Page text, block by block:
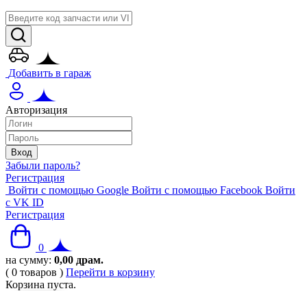
Добавить в гараж
Авторизация
Забыли пароль?
Регистрация
Войти с помощью Google Войти с помощью Facebook Войти
с VK ID
Регистрация
0
на сумму: 0,00 драм.
( 0 товаров ) Перейти в корзину
Корзина пуста.